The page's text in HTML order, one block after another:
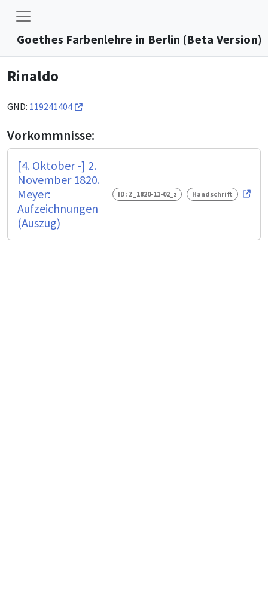
Goethes Farbenlehre in Berlin (Beta Version)
Rinaldo
GND: 119241404
Vorkommnisse:
[4. Oktober -] 2.
November 1820.
Meyer:
Aufzeichnungen
(Auszug)
ID: Z_1820-11-02_z Handschrift